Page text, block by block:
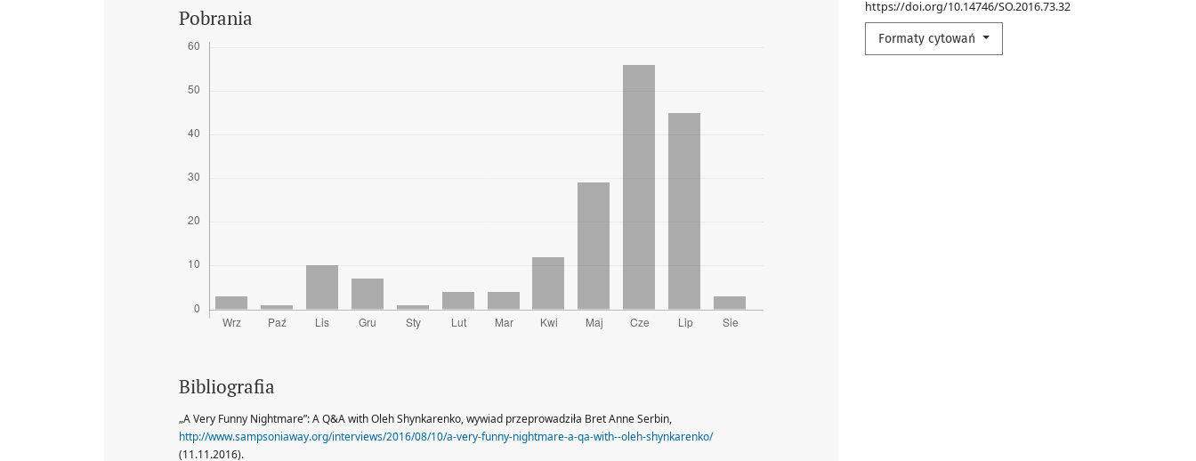
https://doi.org/10.14746/SO.2016.73.32
Formaty cytowań
Pobrania
Bibliografia
„A Very Funny Nightmare”: A Q&A with Oleh Shynkarenko, wywiad przeprowadziła Bret Anne Serbin,
http://www.sampsoniaway.org/interviews/2016/08/10/a-very-funny-nightmare-a-qa-with--oleh-shynkarenko/
(11.11.2016).